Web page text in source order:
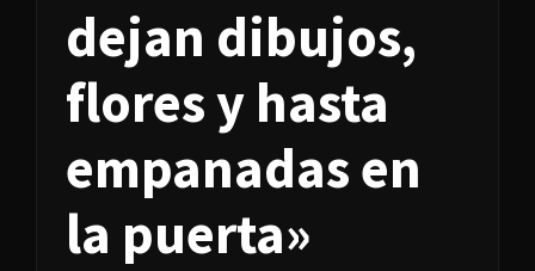
dejan dibujos,
flores y hasta
empanadas en
la puerta»